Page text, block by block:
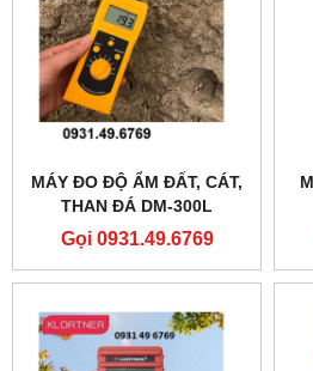
MÁY ĐO ĐỘ ẨM ĐẤT, CÁT,
THAN ĐÁ DM-300L
Gọi 0931.49.6769